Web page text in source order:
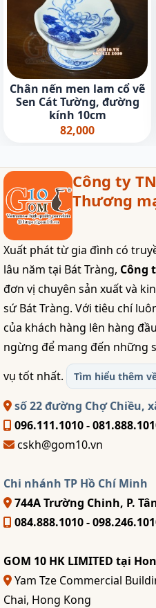
Chân nến men lam cổ vẽ
Sen Cát Tường, đường
kính 10cm
82,000
Công ty
Thương
Xuất phát từ gia đình có
lâu năm tại Bát Tràng, Công
đơn vị chuyên sản xuất và
sứ Bát Tràng. Với tiêu chí
của khách hàng lên hàng
ngừng để mang đến những
vụ tốt nhất.
Tìm hiểu thêm
số 22 đường Chợ Chiều,
096.111.1010 -
cskh@gom10.vn
Chi nhánh TP Hồ Chí Minh
744A Trường Chinh, P.
084.888.1010 -
GOM 10 HK LIMITED tại
Yam Tze Commercial
Chai, Hong Kong